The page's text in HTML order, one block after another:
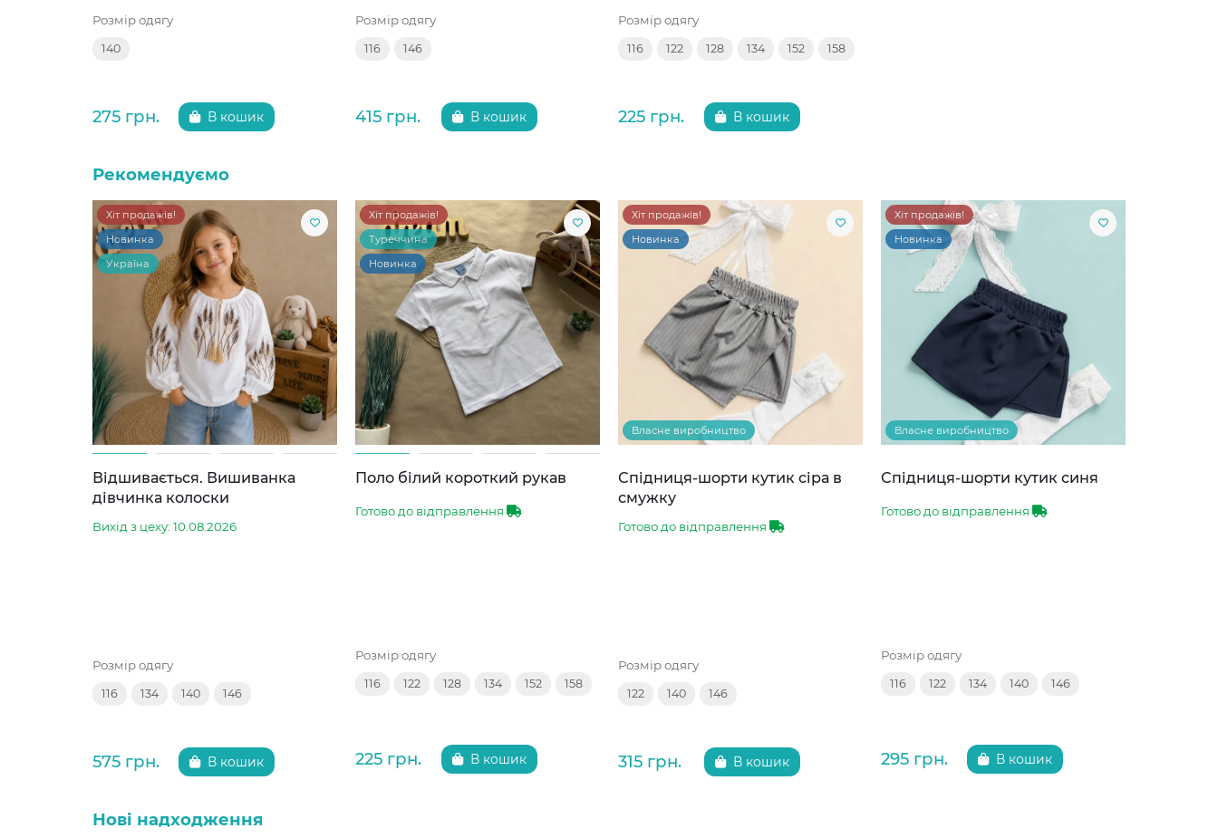
Розмір одягу
140
275 грн. В кошик
Розмір одягу
116 146
415 грн. В кошик
Розмір одягу
116 122 128 134 152 158
225 грн. В кошик
Рекомендуємо
Хіт продажів!
Новинка
Україна
Відшивається. Вишиванка
дівчинка колоски
Вихід з цеху: 10.08.2026
Розмір одягу
116 134 140 146
575 грн. В кошик
Хіт продажів!
Туреччина
Новинка
Поло білий короткий рукав
Готово до відправлення
Розмір одягу
116 122 128 134 152 158
225 грн. В кошик
Хіт продажів!
Новинка
Власне виробництво
Спідниця-шорти кутик сіра в
смужку
Готово до відправлення
Розмір одягу
122 140 146
315 грн. В кошик
Хіт продажів!
Новинка
Власне виробництво
Спідниця-шорти кутик синя
Готово до відправлення
Розмір одягу
116 122 134 140 146
295 грн. В кошик
Нові надходження